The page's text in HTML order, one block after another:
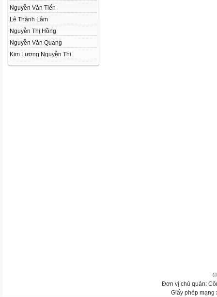
Nguyễn Văn Tiến
Lê Thành Lâm
Nguyễn Thị Hồng
Nguyễn Văn Quang
Kim Lượng Nguyễn Thị
Đơn vị chủ quản:
Giấy phép mạng